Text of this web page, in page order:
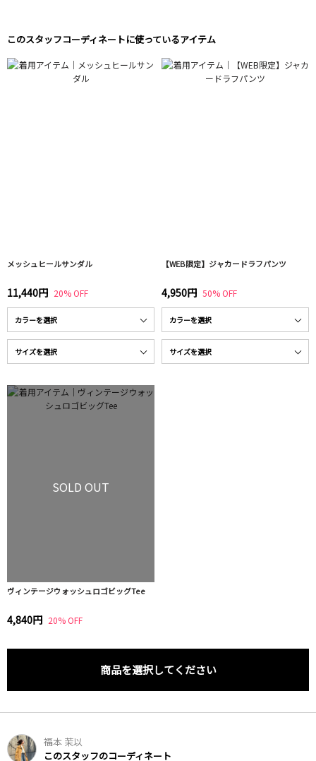
このスタッフコーディネートに使っているアイテム
メッシュヒールサンダル
11,440円 20% OFF
【WEB限定】ジャカードラフパンツ
4,950円 50% OFF
SOLD OUT
ヴィンテージウォッシュロゴビッグTee
4,840円 20% OFF
商品を選択してください
福本 茉以
このスタッフのコーディネート